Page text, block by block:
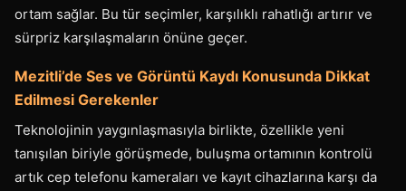
ortam sağlar. Bu tür seçimler, karşılıklı rahatlığı artırır ve
sürpriz karşılaşmaların önüne geçer.
Mezitli’de Ses ve Görüntü Kaydı Konusunda Dikkat
Edilmesi Gerekenler
Teknolojinin yaygınlaşmasıyla birlikte, özellikle yeni
tanışılan biriyle görüşmede, buluşma ortamının kontrolü
artık cep telefonu kameraları ve kayıt cihazlarına karşı da